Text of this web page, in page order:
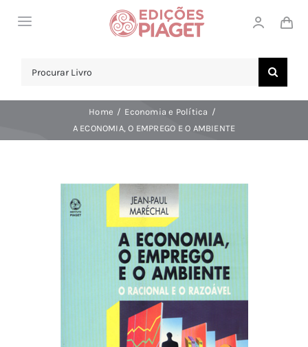
Toggle
Search
Home
Economia e Política
A ECONOMIA, O EMPREGO E O AMBIENTE